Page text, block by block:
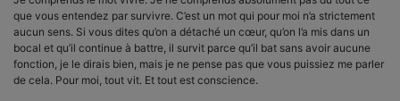
que vous entendez par survivre. C’est un mot qui pour moi n’a strictement
aucun sens. Si vous dites qu’on a détaché un cœur, qu’on l’a mis dans un
bocal et qu’il continue à battre, il survit parce qu’il bat sans avoir aucune
fonction, je le dirais bien, mais je ne pense pas que vous puissiez me parler
de cela. Pour moi, tout vit. Et tout est conscience.